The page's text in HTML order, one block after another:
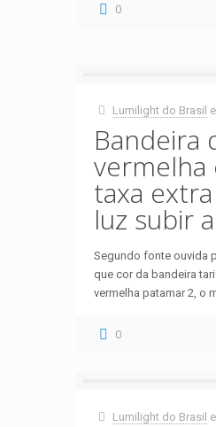
0
Lumilight do Brasil
Bandeira
taxa
luz subir
Segundo fonte ouvida
que cor da bandeira
vermelha patamar 2, o
0
Lumilight do Brasil